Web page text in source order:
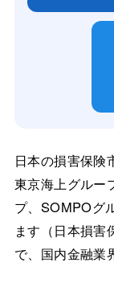
日本の損害保険
東京海上グルー
プ、SOMPOグ
ます（日本損害
で、国内金融業